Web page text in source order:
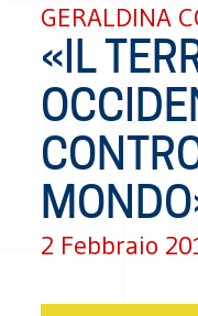
GERALDINA
«IL
2 Febbraio